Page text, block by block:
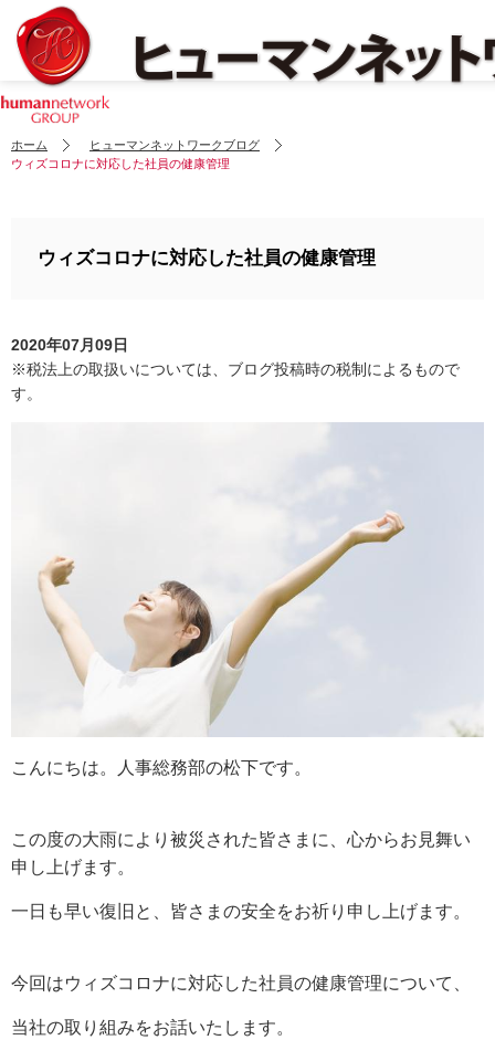
ホーム
ヒューマンネットワークブログ
ウィズコロナに対応した社員の健康管理
ウィズコロナに対応した社員の健康管理
2020年07月09日
※税法上の取扱いについては、ブログ投稿時の税制によるもので
す。
こんにちは。人事総務部の松下です。
この度の大雨により被災された皆さまに、心からお見舞い
申し上げます。
一日も早い復旧と、皆さまの安全をお祈り申し上げます。
今回はウィズコロナに対応した社員の健康管理について、
当社の取り組みをお話いたします。